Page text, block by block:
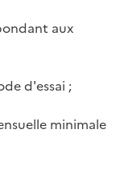
aux
d'essai ;
minimale